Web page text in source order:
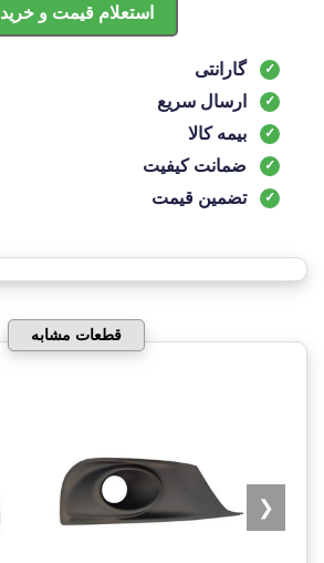
استعلام قیمت و خرید
گارانتی
ارسال سریع
بیمه کالا
ضمانت کیفیت
تضمین قیمت
قطعات مشابه
❮